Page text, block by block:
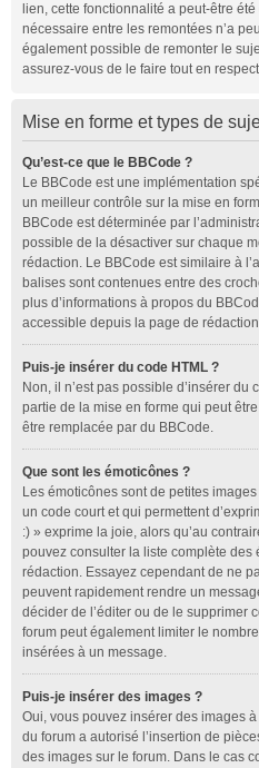
lien, cette fonctionnalité a peut-être
nécessaire entre les remontées n’a
également possible de remonter le
assurez-vous de le faire tout en
Mise en forme et types de
Qu’est-ce que le BBCode ?
Le BBCode est une implémentation
un meilleur contrôle sur la mise en
BBCode est déterminée par
possible de la désactiver sur chaque
rédaction. Le BBCode est similaire à
balises sont contenues entre des
plus d’informations à propos du
accessible depuis la page de
Puis-je insérer du code HTML ?
Non, il n’est pas possible d’insérer
partie de la mise en forme qui peut
être remplacée par du BBCode.
Que sont les émoticônes ?
Les émoticônes sont de petites
un code court et qui permettent
:) » exprime la joie, alors qu’au
pouvez consulter la liste complète
rédaction. Essayez cependant de ne
peuvent rapidement rendre un
décider de l’éditer ou de le supprimer
forum peut également limiter le
insérées à un message.
Puis-je insérer des images ?
Oui, vous pouvez insérer des images
du forum a autorisé l’insertion de
des images sur le forum. Dans le cas